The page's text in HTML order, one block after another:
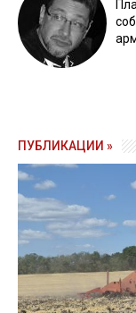
ПУБЛИКАЦИИ »